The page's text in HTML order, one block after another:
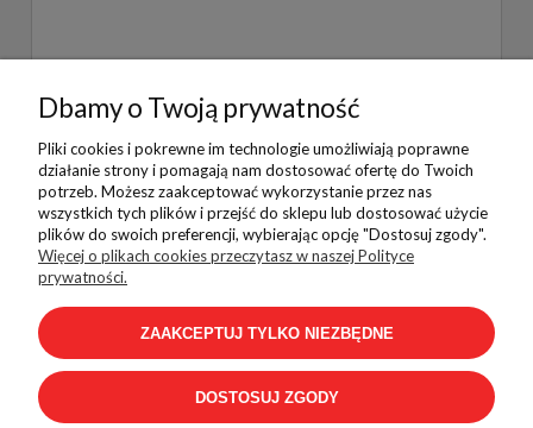
Pomoc
Płatności i dostawa
Informacje
Dbamy o Twoją prywatność
Pliki cookies i pokrewne im technologie umożliwiają poprawne
działanie strony i pomagają nam dostosować ofertę do Twoich
potrzeb. Możesz zaakceptować wykorzystanie przez nas
wszystkich tych plików i przejść do sklepu lub dostosować użycie
plików do swoich preferencji, wybierając opcję "Dostosuj zgody".
Więcej o plikach cookies przeczytasz w naszej Polityce
prywatności.
ZAAKCEPTUJ TYLKO NIEZBĘDNE
DOSTOSUJ ZGODY